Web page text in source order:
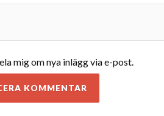
mig om nya inlägg via e-post.